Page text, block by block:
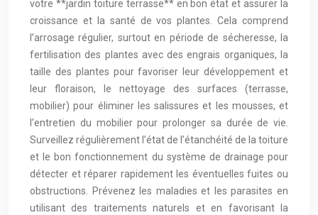
votre **jardin toiture terrasse** en bon état et assurer la
croissance et la santé de vos plantes. Cela comprend
l’arrosage régulier, surtout en période de sécheresse, la
fertilisation des plantes avec des engrais organiques, la
taille des plantes pour favoriser leur développement et
leur floraison, le nettoyage des surfaces (terrasse,
mobilier) pour éliminer les salissures et les mousses, et
l’entretien du mobilier pour prolonger sa durée de vie.
Surveillez régulièrement l’état de l’étanchéité de la toiture
et le bon fonctionnement du système de drainage pour
détecter et réparer rapidement les éventuelles fuites ou
obstructions. Prévenez les maladies et les parasites en
utilisant des traitements naturels et en favorisant la